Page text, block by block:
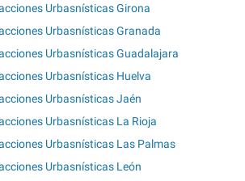
Urbasnísticas Girona
Urbasnísticas Granada
Urbasnísticas Guadalajara
Urbasnísticas Huelva
Urbasnísticas Jaén
Urbasnísticas La Rioja
Urbasnísticas Las Palmas
Urbasnísticas León